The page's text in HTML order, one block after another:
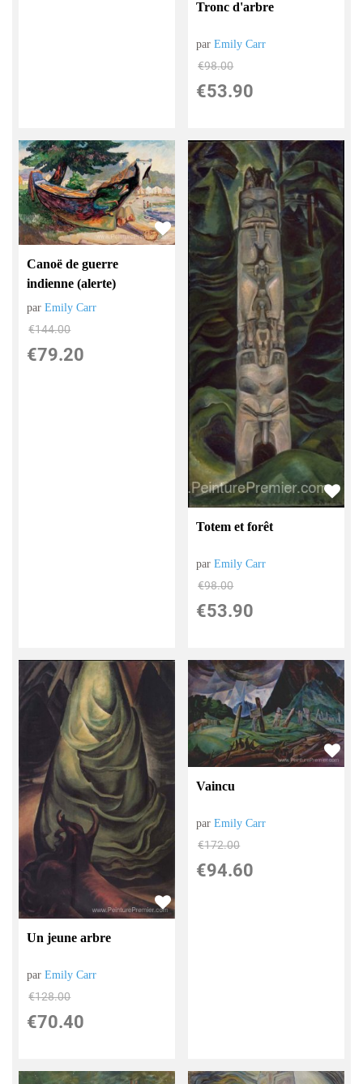
Tronc d'arbre
parEmily Carr
€98.00
€53.90
Canoë de guerre
indienne (alerte)
parEmily Carr
€144.00
€79.20
Totem et forêt
parEmily Carr
€98.00
€53.90
Un jeune arbre
parEmily Carr
€128.00
€70.40
Vaincu
parEmily Carr
€172.00
€94.60